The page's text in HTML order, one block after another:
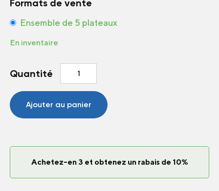
Formats de vente
Ensemble de 5 plateaux
En inventaire
Quantité
quantité
Multicellules
K804
Ajouter au panier
Achetez-en 3 et obtenez un rabais de 10%